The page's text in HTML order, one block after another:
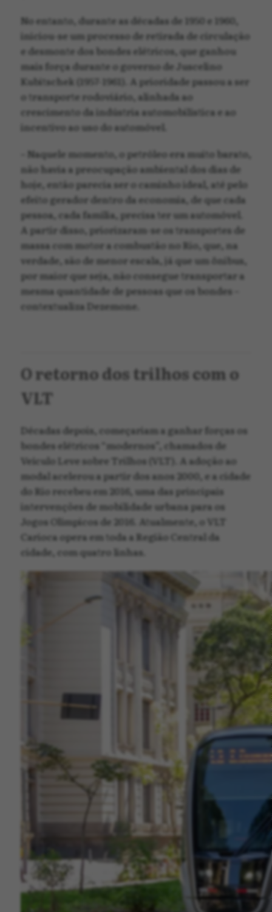
No entanto, durante as décadas de 1950 e 1960,
iniciou-se um processo de retirada de circulação
e desmonte dos bondes elétricos, que ganhou
mais força durante o governo de Juscelino
Kubitschek (1957-1961). A prioridade passou a ser
o transporte rodoviário, alinhada ao
crescimento da indústria automobilística e ao
incentivo ao uso do automóvel.
– Naquele momento, o petróleo era muito barato,
não havia a preocupação ambiental dos dias de
hoje, então parecia ser o caminho ideal, até pelo
efeito gerador dentro da economia, de que cada
pessoa, cada família, precisa ter um automóvel.
A partir disso, priorizaram-se os transportes de
massa com motor a combustão no Rio, que, na
verdade, são de menor escala, já que um ônibus,
por maior que seja, não consegue transportar a
mesma quantidade de pessoas que os bondes –
contextualiza Dezemone.
O retorno dos trilhos com o
VLT
Décadas depois, começariam a ganhar forças os
bondes elétricos “modernos”, chamados de
Veículo Leve sobre Trilhos (VLT). A adoção ao
modal acelerou a partir dos anos 2000, e a cidade
do Rio recebeu em 2016, uma das principais
intervenções de mobilidade urbana para os
Jogos Olímpicos de 2016. Atualmente, o VLT
Carioca opera em toda a Região Central da
cidade, com quatro linhas.